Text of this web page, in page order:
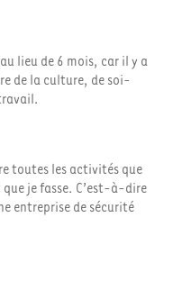
lieu de 6 mois, car il y a
de la culture, de soi-
toutes les activités que
je fasse. C’est-à-dire
entreprise de sécurité